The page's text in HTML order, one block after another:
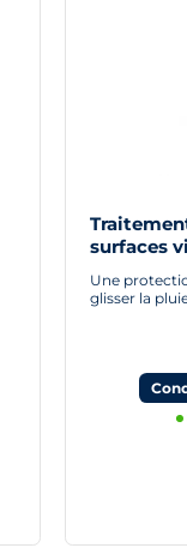
surfaces
Une
glisser la